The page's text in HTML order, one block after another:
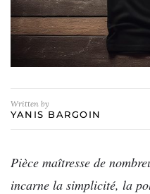
Written by
YANIS BARGOIN
Pièce maîtresse de
incarne la simplicité, la